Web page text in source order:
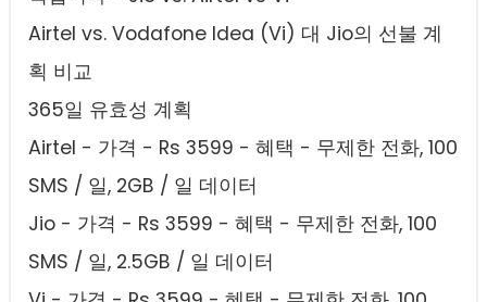
Airtel vs. Vodafone Idea (Vi) 대 Jio의 선불 계
획 비교
365일 유효성 계획
Airtel - 가격 - Rs 3599 - 혜택 - 무제한 전화, 100
SMS / 일, 2GB / 일 데이터
Jio - 가격 - Rs 3599 - 혜택 - 무제한 전화, 100
SMS / 일, 2.5GB / 일 데이터